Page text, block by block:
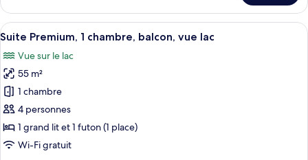
chambre,
balcon,
vue
lac
le
type
de
Suite
Deluxe,
chambre,
balcon,
vue
lac
Afficher
toutes
les
photos
pour
ce
type
de
chambre :
Un lit bien fait, avec une tête de lit
6
Suite Premium, 1 chambre, balcon, vue lac
Vue sur le lac
55 m²
1 chambre
4 personnes
1 grand lit et 1 futon (1 place)
Wi-Fi gratuit